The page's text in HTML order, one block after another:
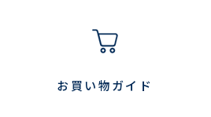
お買い物ガイド